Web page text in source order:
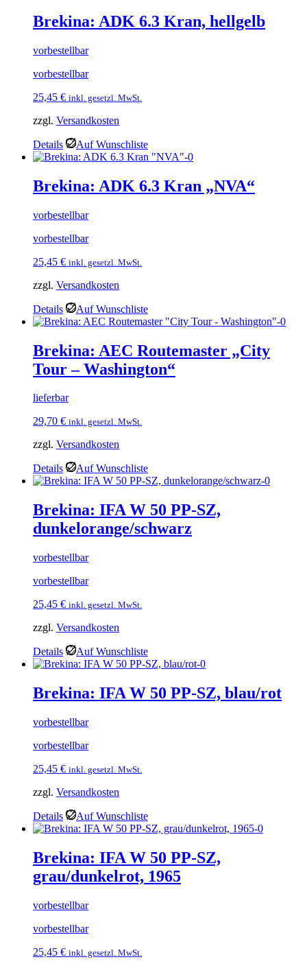
Brekina: ADK 6.3 Kran, hellgelb
vorbestellbar
vorbestellbar
25,45 € inkl. gesetzl. MwSt.
zzgl. Versandkosten
Details Auf Wunschliste
Brekina: ADK 6.3 Kran „NVA“
vorbestellbar
vorbestellbar
25,45 € inkl. gesetzl. MwSt.
zzgl. Versandkosten
Details Auf Wunschliste
Brekina: AEC Routemaster „City
Tour – Washington“
lieferbar
29,70 € inkl. gesetzl. MwSt.
zzgl. Versandkosten
Details Auf Wunschliste
Brekina: IFA W 50 PP-SZ,
dunkelorange/schwarz
vorbestellbar
vorbestellbar
25,45 € inkl. gesetzl. MwSt.
zzgl. Versandkosten
Details Auf Wunschliste
Brekina: IFA W 50 PP-SZ, blau/rot
vorbestellbar
vorbestellbar
25,45 € inkl. gesetzl. MwSt.
zzgl. Versandkosten
Details Auf Wunschliste
Brekina: IFA W 50 PP-SZ,
grau/dunkelrot, 1965
vorbestellbar
vorbestellbar
25,45 € inkl. gesetzl. MwSt.